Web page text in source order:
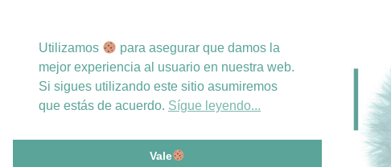
Utilizamos
para asegurar que damos la
mejor experiencia al usuario en nuestra web.
Si sigues utilizando este sitio asumiremos
que estás de acuerdo. Sígue leyendo...
Vale